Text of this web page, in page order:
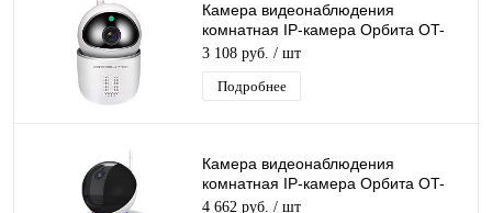
Камера видеонаблюдения
комнатная IP-камера Орбита OT-
VNI41(45) IP-Wi-Fi камера 2Mpix
3,6мм,видеоняня
3 108 руб. / шт
Подробнее
Камера видеонаблюдения
комнатная IP-камера Орбита OT-
VNI18 Wi-Fi камера 2 Mpix 3,6мм
4 662 руб. / шт